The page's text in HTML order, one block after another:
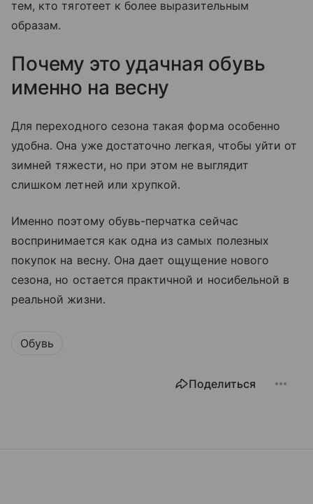
тем, кто тяготеет к более выразительным
образам.
Почему это удачная обувь
именно на весну
Для переходного сезона такая форма особенно
удобна. Она уже достаточно легкая, чтобы уйти от
зимней тяжести, но при этом не выглядит
слишком летней или хрупкой.
Именно поэтому обувь-перчатка сейчас
воспринимается как одна из самых полезных
покупок на весну. Она дает ощущение нового
сезона, но остается практичной и носибельной в
реальной жизни.
Обувь
Поделиться